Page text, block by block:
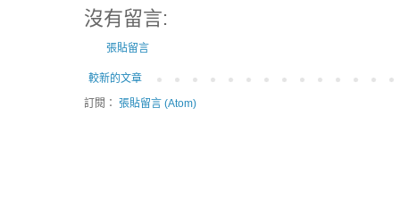
沒有留言:
張貼留言
較新的文章
訂閱： 張貼留言 (Atom)